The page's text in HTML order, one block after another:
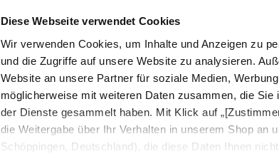
Diese Webseite verwendet Cookies
Wir verwenden Cookies, um Inhalte und Anzeigen zu
und die Zugriffe auf unsere Website zu analysieren.
Website an unsere Partner für soziale Medien,
möglicherweise mit weiteren Daten zusammen, die
der Dienste gesammelt haben. Mit Klick auf
die Weitergabe über Ihr Verhalten in unserem Shop an
Schöppingen, Deutschland), die diese Daten Ihnen